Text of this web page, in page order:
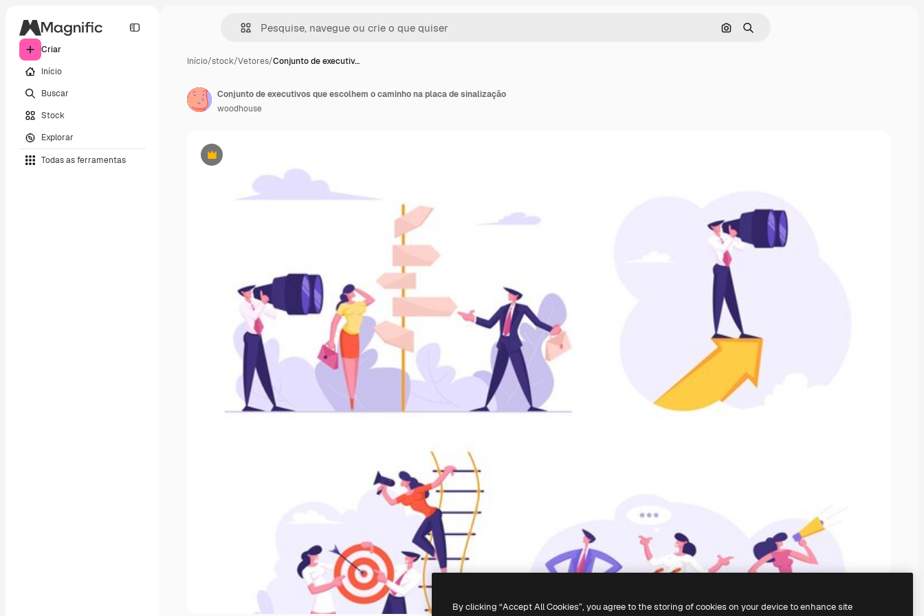
Criar
Início
Buscar
Stock
Explorar
Todas as ferramentas
Pesquisar por imagem
Buscar
Início/stock/Vetores/Conjunto de executiv…
Premium
Conjunto de executivos que escolhem o caminho na placa de sinalização
woodhouse
By clicking “Accept All Cookies”, you agree to the storing of cookies on your device to enhance site